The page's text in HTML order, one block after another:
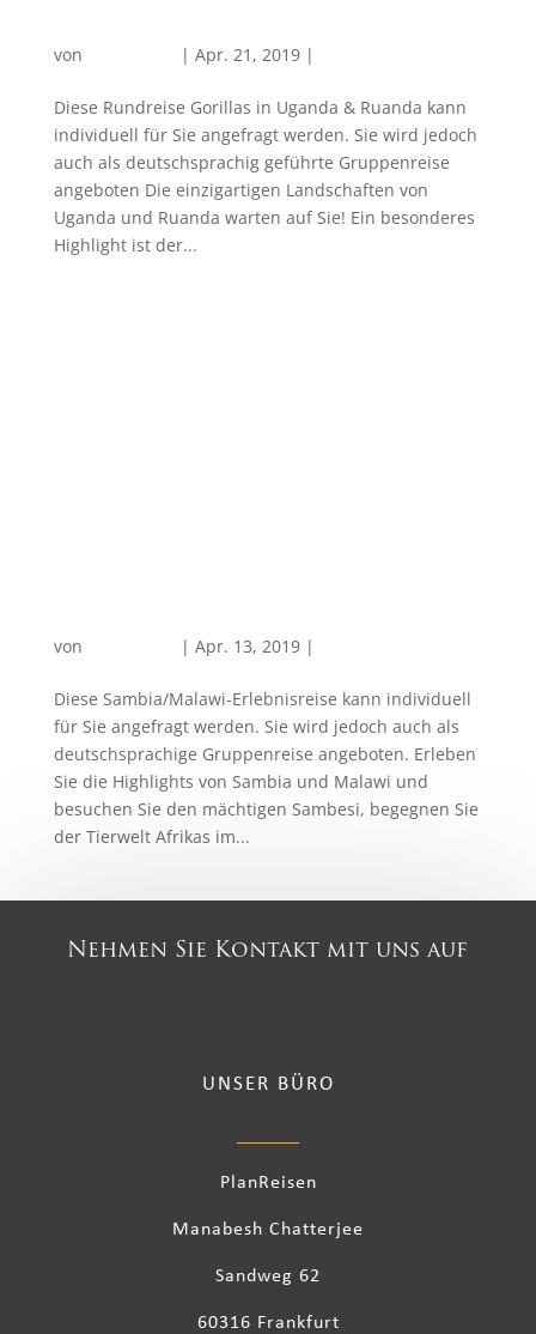
von | Apr. 21, 2019|
Diese Rundreise Gorillas in Uganda & Ruanda kann
individuell für Sie angefragt werden. Sie wird jedoch
auch als deutschsprachig geführte Gruppenreise
angeboten Die einzigartigen Landschaften von
Uganda und Ruanda warten auf Sie! Ein besonderes
Highlight ist der...
von | Apr. 13, 2019|
Diese Sambia/Malawi-Erlebnisreise kann individuell
für Sie angefragt werden. Sie wird jedoch auch als
deutschsprachige Gruppenreise angeboten. Erleben
Sie die Highlights von Sambia und Malawi und
besuchen Sie den mächtigen Sambesi, begegnen Sie
der Tierwelt Afrikas im...
Nehmen Sie Kontakt mit uns auf
UNSER BÜRO
PlanReisen
Manabesh Chatterjee
Sandweg 62
60316 Frankfurt